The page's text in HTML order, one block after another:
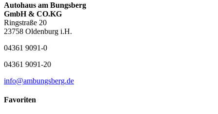
Autohaus am Bungsberg
GmbH & CO.KG
Ringstraße 20
23758 Oldenburg i.H.
04361 9091-0
04361 9091-20
info@ambungsberg.de
Favoriten